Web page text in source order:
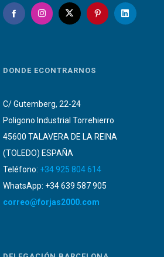
DONDE ECONTRARNOS
C/ Gutemberg, 22-24
Poligono Industrial Torrehierro
45600 TALAVERA DE LA REINA
(TOLEDO) ESPAÑA
Teléfono: +34 925 804 614
WhatsApp: +34 639 587 905
correo@forjas2000.com